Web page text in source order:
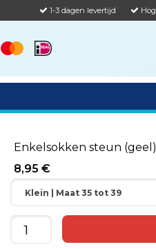
1-3 dagen levertijd
Enkelsokken steun (geel)
8,95 €
Klein | Maat 35 tot 39